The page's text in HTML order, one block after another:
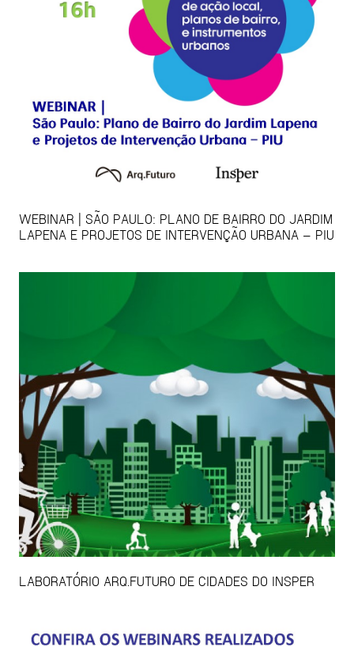
WEBINAR | SÃO PAULO: PLANO DE BAIRRO DO JARDIM
LAPENA E PROJETOS DE INTERVENÇÃO URBANA – PIU
LABORATÓRIO ARQ.FUTURO DE CIDADES DO INSPER